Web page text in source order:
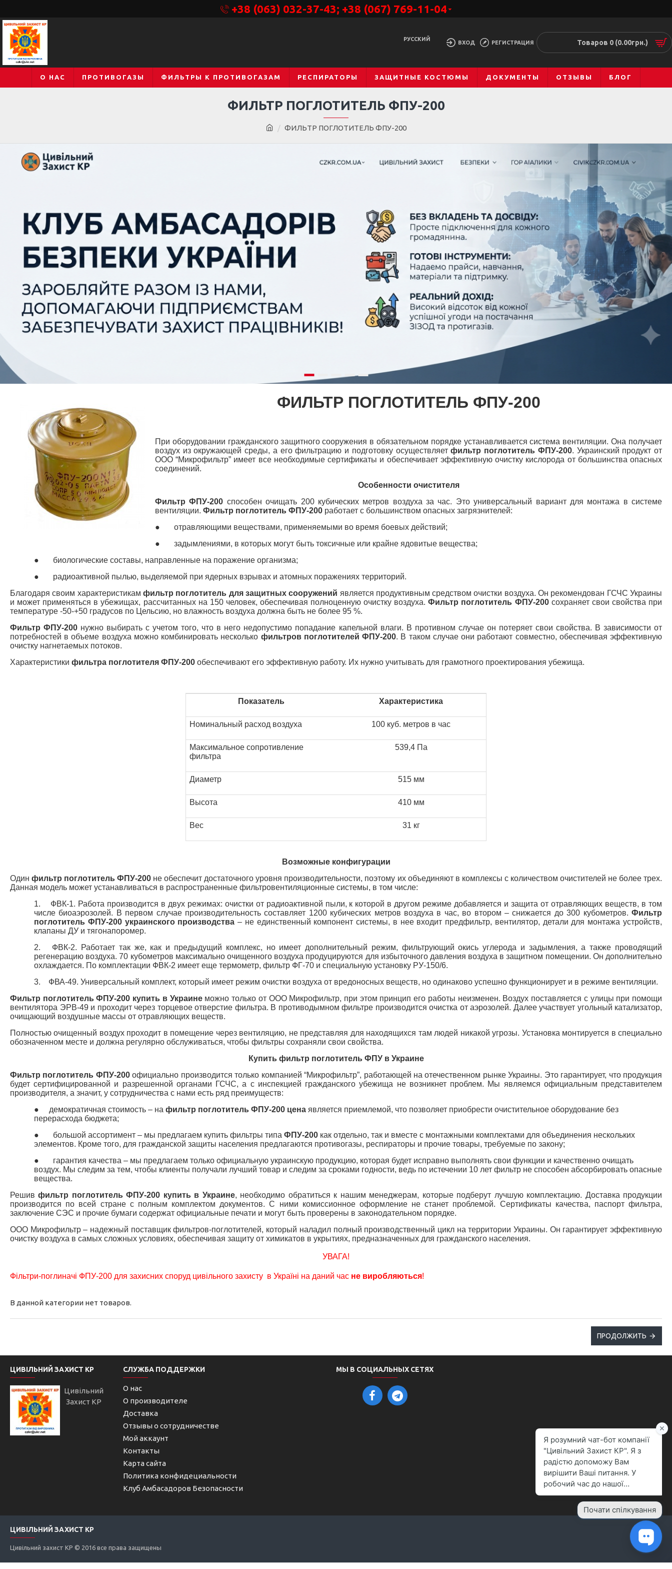
+38 (063) 032-37-43; +38 (067) 769-11-04
РУССКИЙ
ВХОД РЕГИСТРАЦИЯ Товаров 0 (0.00грн.)
О НАС ПРОТИВОГАЗЫ ФИЛЬТРЫ К ПРОТИВОГАЗАМ РЕСПИРАТОРЫ ЗАЩИТНЫЕ КОСТЮМЫ ДОКУМЕНТЫ ОТЗЫВЫ БЛОГ
ФИЛЬТР ПОГЛОТИТЕЛЬ ФПУ-200
ФИЛЬТР ПОГЛОТИТЕЛЬ ФПУ-200
ЦИВІЛЬНИЙ ЗАХИСТ КР
ФИЛЬТР ПОГЛОТИТЕЛЬ ФПУ-200
При оборудовании гражданского защитного сооружения в обязательном порядке устанавливается система вентиляции. Она получает
воздух из окружающей среды, а его фильтрацию и подготовку осуществляетфильтр поглотитель ФПУ-200. Украинский продукт от
ООО “Микрофильтр” имеет все необходимые сертификаты и обеспечивает эффективную очистку кислорода от большинства опасных
соединений.
Особенности очистителя
Фильтр ФПУ-200 способен очищать 200 кубических метров воздуха за час. Это универсальный вариант для монтажа в системе
вентиляции. Фильтр поглотитель ФПУ-200 работает с большинством опасных загрязнителей:
●
отравляющими веществами, применяемыми во время боевых действий;
●
задымлениями, в которых могут быть токсичные или крайне ядовитые вещества;
●
биологические составы, направленные на поражение организма;
●
радиоактивной пылью, выделяемой при ядерных взрывах и атомных поражениях территорий.
Благодаря своим характеристикам фильтр поглотитель для защитных сооружений является продуктивным средством очистки воздуха. Он рекомендован ГСЧС Украины
и может применяться в убежищах, рассчитанных на 150 человек, обеспечивая полноценную очистку воздуха.Фильтр поглотитель ФПУ-200сохраняет свои свойства при
температуре -50-+50 градусов по Цельсию, но влажность воздуха должна быть не более 95 %.
Фильтр ФПУ-200 нужно выбирать с учетом того, что в него недопустимо попадание капельной влаги. В противном случае он потеряет свои свойства. В зависимости от
потребностей в объеме воздуха можно комбинировать несколько фильтров поглотителей ФПУ-200. В таком случае они работают совместно, обеспечивая эффективную
очистку нагнетаемых потоков.
Характеристики фильтра поглотителя ФПУ-200 обеспечивают его эффективную работу. Их нужно учитывать для грамотного проектирования убежища.
Показатель Характеристика
Номинальный расход воздуха 100 куб. метров в час
Максимальное сопротивление
фильтра
539,4 Па
Диаметр 515 мм
Высота 410 мм
Вес 31 кг
Возможные конфигурации
Одинфильтр поглотитель ФПУ-200 не обеспечит достаточного уровня производительности, поэтому их объединяют в комплексы с количеством очистителей не более трех.
Данная модель может устанавливаться в распространенные фильтровентиляционные системы, в том числе:
1.
ФВК-1. Работа производится в двух режимах: очистки от радиоактивной пыли, к которой в другом режиме добавляется и защита от отравляющих веществ, в том
числе биоаэрозолей. В первом случае производительность составляет 1200 кубических метров воздуха в час, во втором – снижается до 300 кубометров. Фильтр
поглотитель ФПУ-200 украинского производства – не единственный компонент системы, в нее входит предфильтр, вентилятор, детали для монтажа устройств,
клапаны ДУ и тягонапоромер.
2.
ФВК-2. Работает так же, как и предыдущий комплекс, но имеет дополнительный режим, фильтрующий окись углерода и задымления, а также проводящий
регенерацию воздуха. 70 кубометров максимально очищенного воздуха продуцируются для избыточного давления воздуха в защитном помещении. Он дополнительно
охлаждается. По комплектации ФВК-2 имеет еще термометр, фильтр ФГ-70 и специальную установку РУ-150/6.
3.
ФВА-49. Универсальный комплект, который имеет режим очистки воздуха от вредоносных веществ, но одинаково успешно функционирует и в режиме вентиляции.
Фильтр поглотитель ФПУ-200 купить в Украинеможно только от ООО Микрофильтр, при этом принцип его работы неизменен. Воздух поставляется с улицы при помощи
вентилятора ЭРВ-49 и проходит через торцевое отверстие фильтра. В противодымном фильтре производится очистка от аэрозолей. Далее участвует угольный катализатор,
очищающий воздушные массы от отравляющих веществ.
Полностью очищенный воздух проходит в помещение через вентиляцию, не представляя для находящихся там людей никакой угрозы. Установка монтируется в специально
обозначенном месте и должна регулярно обслуживаться, чтобы фильтры сохраняли свои свойства.
Купить фильтр поглотитель ФПУ в Украине
Фильтр поглотитель ФПУ-200официально производится только компанией “Микрофильтр”, работающей на отечественном рынке Украины. Это гарантирует, что продукция
будет сертифицированной и разрешенной органами ГСЧС, а с инспекцией гражданского убежища не возникнет проблем. Мы являемся официальным представителем
производителя, а значит, у сотрудничества с нами есть ряд преимуществ:
●
демократичная стоимость – на фильтр поглотитель ФПУ-200 цена является приемлемой, что позволяет приобрести очистительное оборудование без
перерасхода бюджета;
●
большой ассортимент – мы предлагаем купить фильтры типа ФПУ-200 как отдельно, так и вместе с монтажными комплектами для объединения нескольких
элементов. Кроме того, для гражданской защиты населения предлагаются противогазы, респираторы и прочие товары, требуемые по закону;
●
гарантия качества – мы предлагаем только официальную украинскую продукцию, которая будет исправно выполнять свои функции и качественно очищать
воздух. Мы следим за тем, чтобы клиенты получали лучший товар и следим за сроками годности, ведь по истечении 10 лет фильтр не способен абсорбировать опасные
вещества.
Решивфильтр поглотитель ФПУ-200 купить в Украине, необходимо обратиться к нашим менеджерам, которые подберут лучшую комплектацию. Доставка продукции
производится по всей стране с полным комплектом документов. С ними комиссионное оформление не станет проблемой. Сертификаты качества, паспорт фильтра,
заключение СЭС и прочие бумаги содержат официальные печати и могут быть проверены в законодательном порядке.
ООО Микрофильтр – надежный поставщик фильтров-поглотителей, который наладил полный производственный цикл на территории Украины. Он гарантирует эффективную
очистку воздуха в самых сложных условиях, обеспечивая защиту от химикатов в укрытиях, предназначенных для гражданского населения.
УВАГА!
Фільтри-поглиначі ФПУ-200 для захисних споруд цивільного захисту в Україні на даний час не виробляються!
В данной категории нет товаров.
ПРОДОЛЖИТЬ
ЦИВІЛЬНИЙ ЗАХИСТ КР
Цивільний
Захист КР
СЛУЖБА ПОДДЕРЖКИ
О нас
О производителе
Доставка
Отзывы о сотрудничестве
Мой аккаунт
Контакты
Карта сайта
Политика конфидециальности
Клуб Амбасадоров Безопасности
МЫ В СОЦИАЛЬНЫХ СЕТЯХ
ЦИВІЛЬНИЙ ЗАХИСТ КР
Цивільний захист КР © 2016 все права защищены